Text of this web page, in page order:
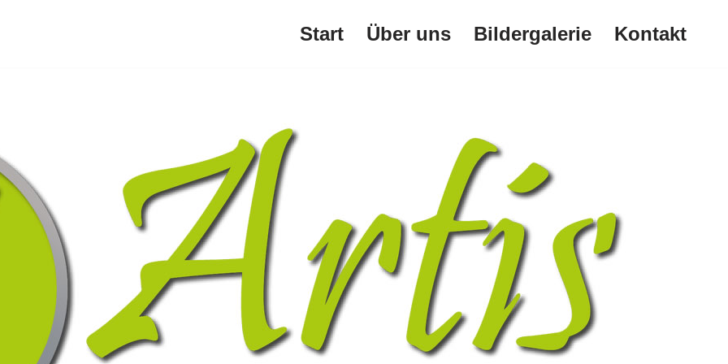
Start Über uns Bildergalerie Kontakt